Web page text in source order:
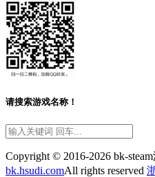
请搜索游戏名称！
Copyright © 2016-2026 bk-
bk.hsudi.comAll rights reserved